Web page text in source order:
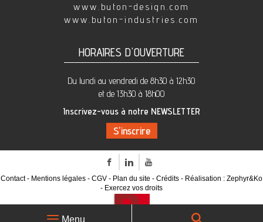
Menu
www.buton-design.com
www.buton-industries.com
HORAIRES D'OUVERTURE
Du lundi au vendredi de 8h30 à 12h30
et de 13h30 à 18h00
Inscrivez-vous à notre NEWSLETTER
FacebookLinkedInYoutube
Contact Mentions légales CGV Plan du site Crédits Réalisation : Zephyr&Ko
Exercez vos droits